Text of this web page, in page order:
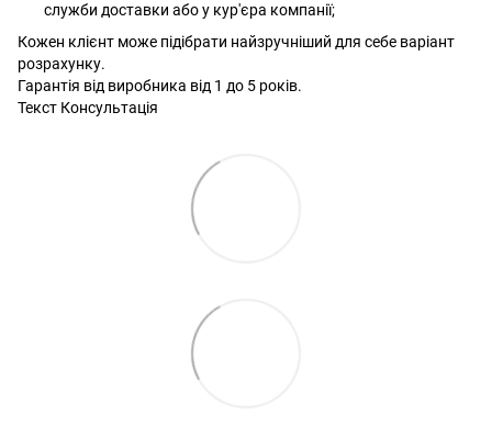
служби доставки або у кур'єра компанії;
Кожен клієнт може підібрати найзручніший для себе варіант
розрахунку.
Гарантія від виробника від 1 до 5 років.
Текст Консультація